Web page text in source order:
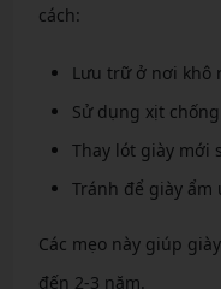
cách:
Lưu trữ ở nơi khô
Sử dụng xịt
Thay lót giày mới
Tránh để giày
Các mẹo này giúp
đến 2-3 năm.